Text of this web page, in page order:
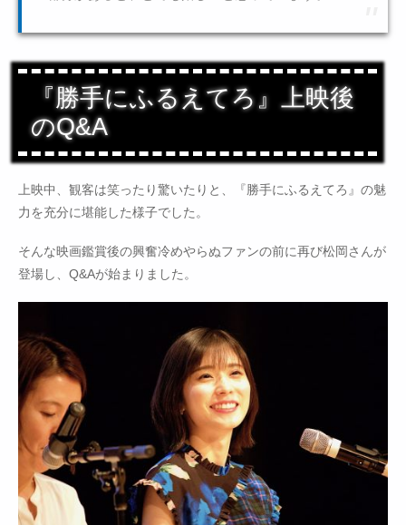
『勝手にふるえてろ』上映後
のQ&A
上映中、観客は笑ったり驚いたりと、『勝手にふるえてろ』の魅
力を充分に堪能した様子でした。
そんな映画鑑賞後の興奮冷めやらぬファンの前に再び松岡さんが
登場し、Q&Aが始まりました。